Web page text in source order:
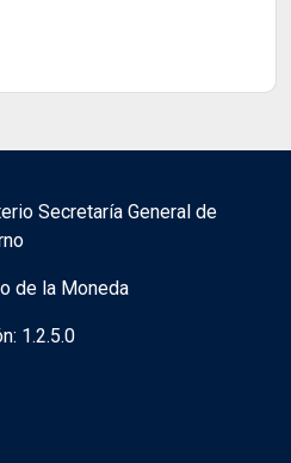
Secretaría General de
de la Moneda
1.2.5.0